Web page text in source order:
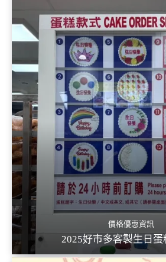
價格優惠資訊
2025好市多客製生日蛋